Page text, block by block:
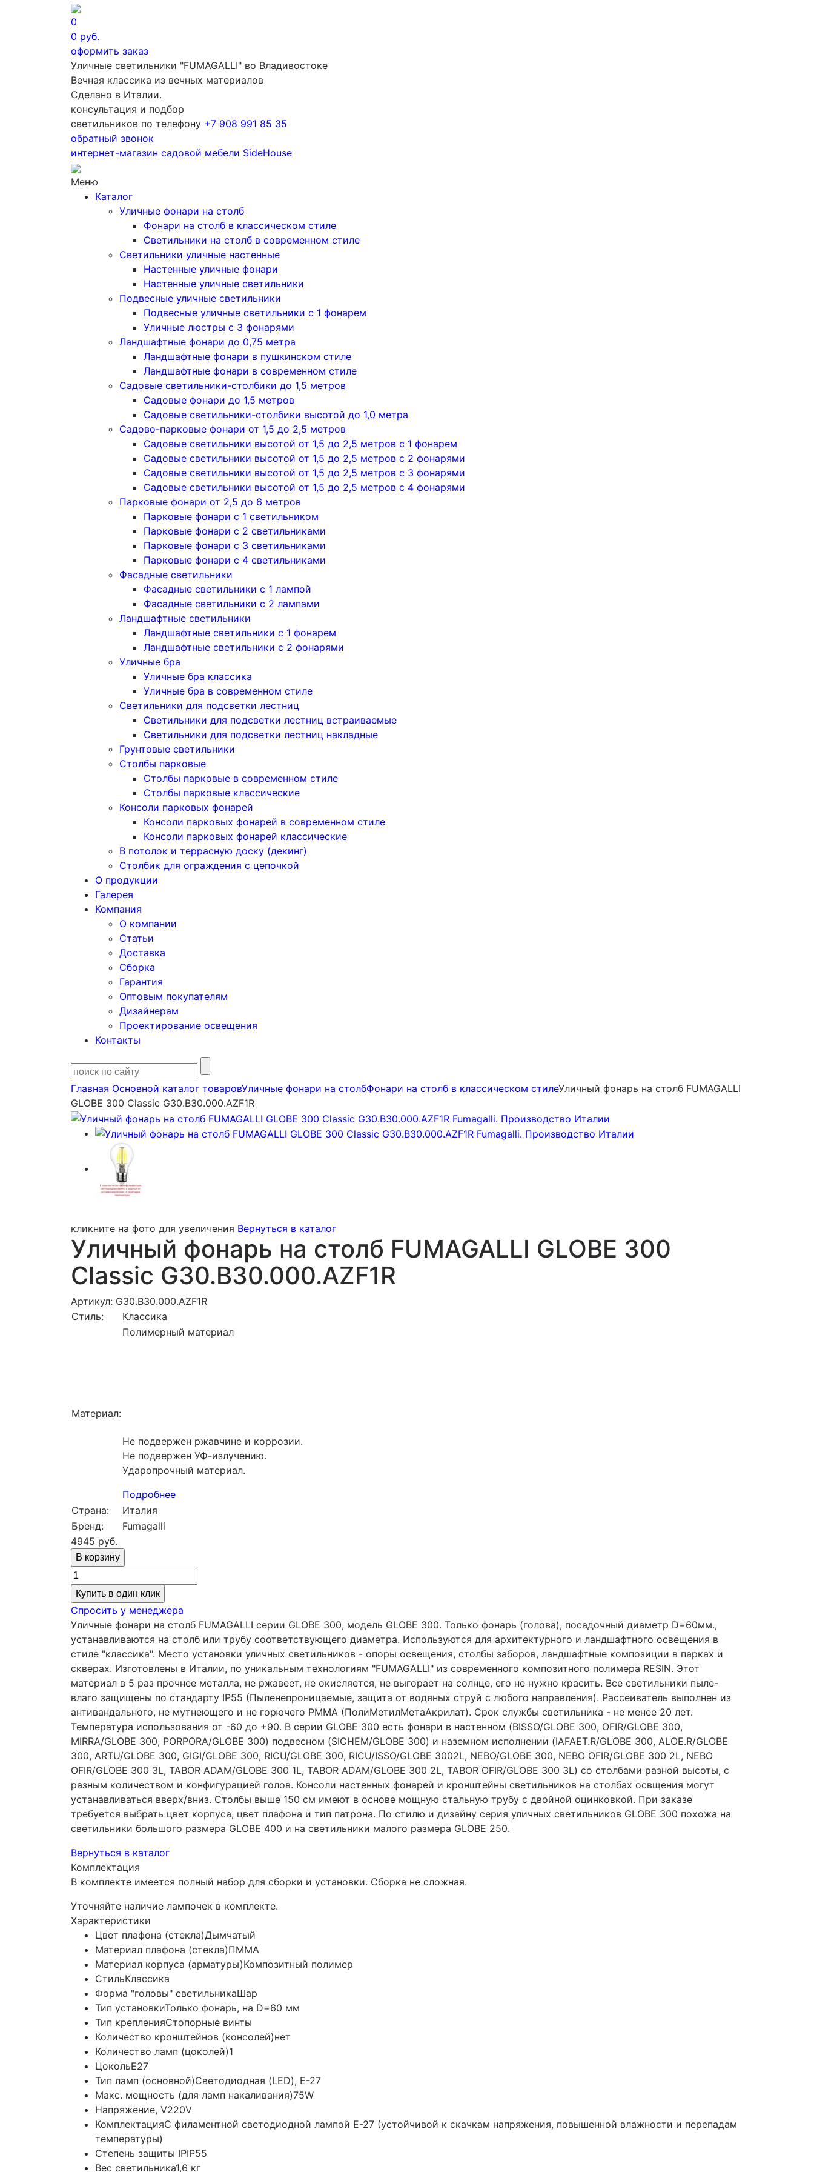
0
0 руб.
оформить заказ
Уличные светильники "FUMAGALLI" во Владивостоке
Вечная классика из вечных материалов
Сделано в Италии.
консультация и подбор
светильников по телефону +7 908 991 85 35
обратный звонок
интернет-магазин садовой мебели SideHouse
Меню
Каталог
Уличные фонари на столб
Фонари на столб в классическом стиле
Светильники на столб в современном стиле
Светильники уличные настенные
Настенные уличные фонари
Настенные уличные светильники
Подвесные уличные светильники
Подвесные уличные светильники с 1 фонарем
Уличные люстры с 3 фонарями
Ландшафтные фонари до 0,75 метра
Ландшафтные фонари в пушкинском стиле
Ландшафтные фонари в современном стиле
Садовые светильники-столбики до 1,5 метров
Садовые фонари до 1,5 метров
Садовые светильники-столбики высотой до 1,0 метра
Садово-парковые фонари от 1,5 до 2,5 метров
Садовые светильники высотой от 1,5 до 2,5 метров с 1 фонарем
Садовые светильники высотой от 1,5 до 2,5 метров с 2 фонарями
Садовые светильники высотой от 1,5 до 2,5 метров с 3 фонарями
Садовые светильники высотой от 1,5 до 2,5 метров с 4 фонарями
Парковые фонари от 2,5 до 6 метров
Парковые фонари с 1 светильником
Парковые фонари с 2 светильниками
Парковые фонари с 3 светильниками
Парковые фонари с 4 светильниками
Фасадные светильники
Фасадные светильники с 1 лампой
Фасадные светильники c 2 лампами
Ландшафтные светильники
Ландшафтные светильники с 1 фонарем
Ландшафтные светильники с 2 фонарями
Уличные бра
Уличные бра классика
Уличные бра в современном стиле
Светильники для подсветки лестниц
Светильники для подсветки лестниц встраиваемые
Светильники для подсветки лестниц накладные
Грунтовые светильники
Столбы парковые
Столбы парковые в современном стиле
Столбы парковые классические
Консоли парковых фонарей
Консоли парковых фонарей в современном стиле
Консоли парковых фонарей классические
В потолок и террасную доску (декинг)
Столбик для ограждения с цепочкой
О продукции
Галерея
Компания
О компании
Статьи
Доставка
Сборка
Гарантия
Оптовым покупателям
Дизайнерам
Проектирование освещения
Контакты
Главная Основной каталог товаровУличные фонари на столбФонари на столб в классическом стилеУличный фонарь на столб FUMAGALLI
GLOBE 300 Classic G30.B30.000.AZF1R
кликните на фото для увеличения Вернуться в каталог
Уличный фонарь на столб FUMAGALLI GLOBE 300
Classic G30.B30.000.AZF1R
Артикул: G30.B30.000.AZF1R
Стиль:
Классика
Материал:
Полимерный материал
Не подвержен ржавчине и коррозии.
Не подвержен УФ-излучению.
Ударопрочный материал.
Подробнее
Страна:
Италия
Бренд:
Fumagalli
4945 руб.
Купить в один клик
Спросить у менеджера
Уличные фонари на столб FUMAGALLI серии GLOBE 300, модель GLOBE 300. Только фонарь (голова), посадочный диаметр D=60мм.,
устанавливаются на столб или трубу соответствующего диаметра. Используются для архитектурного и ландшафтного освещения в
стиле "классика". Место установки уличных светильников - опоры освещения, столбы заборов, ландшафтные композиции в парках и
скверах. Изготовлены в Италии, по уникальным технологиям "FUMAGALLI" из современного композитного полимера RESIN. Этот
материал в 5 раз прочнее металла, не ржавеет, не окисляется, не выгорает на солнце, его не нужно красить. Все светильники пыле-
влаго защищены по стандарту IP55 (Пыленепроницаемые, защита от водяных струй с любого направления). Рассеиватель выполнен из
антивандального, не мутнеющего и не горючего PMMA (ПолиМетилМетаАкрилат). Срок службы светильника - не менее 20 лет.
Температура использования от -60 до +90. В серии GLOBE 300 есть фонари в настенном (BISSO/GLOBE 300, OFIR/GLOBE 300,
MIRRA/GLOBE 300, PORPORA/GLOBE 300) подвесном (SICHEM/GLOBE 300) и наземном исполнении (IAFAET.R/GLOBE 300, ALOE.R/GLOBE
300, ARTU/GLOBE 300, GIGI/GLOBE 300, RICU/GLOBE 300, RICU/ISSO/GLOBE 3002L, NEBO/GLOBE 300, NEBO OFIR/GLOBE 300 2L, NEBO
OFIR/GLOBE 300 3L, TABOR ADAM/GLOBE 300 1L, TABOR ADAM/GLOBE 300 2L, TABOR OFIR/GLOBE 300 3L) со столбами разной высоты, с
разным количеством и конфигурацией голов. Консоли настенных фонарей и кронштейны светильников на столбах освщения могут
устанавливаться вверх/вниз. Столбы выше 150 см имеют в основе мощную стальную трубу с двойной оцинковкой. При заказе
требуется выбрать цвет корпуса, цвет плафона и тип патрона. По стилю и дизайну серия уличных светильников GLOBE 300 похожа на
светильники большого размера GLOBE 400 и на светильники малого размера GLOBE 250.
Вернуться в каталог
Комплектация
В комплекте имеется полный набор для сборки и установки. Сборка не сложная.
Уточняйте наличие лампочек в комплекте.
Характеристики
Цвет плафона (стекла)Дымчатый
Материал плафона (стекла)ПММА
Материал корпуса (арматуры)Композитный полимер
СтильКлассика
Форма "головы" светильникаШар
Тип установкиТолько фонарь, на D=60 мм
Тип крепленияСтопорные винты
Количество кронштейнов (консолей)нет
Количество ламп (цоколей)1
ЦокольE27
Тип ламп (основной)Светодиодная (LED), Е-27
Макс. мощность (для ламп накаливания)75W
Напряжение, V220V
КомплектацияС филаментной светодиодной лампой E-27 (устойчивой к скачкам напряжения, повышенной влажности и перепадам
температуры)
Степень защиты IPIP55
Вес светильника1,6 кг